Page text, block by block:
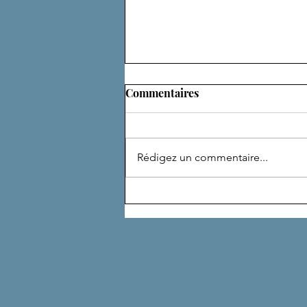
ADEPTE
Commentaires
Rédigez un commentaire...